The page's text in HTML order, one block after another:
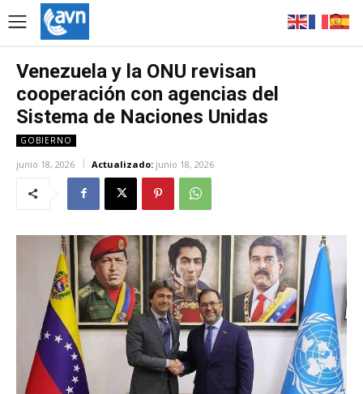
Venezuela y la ONU revisan
cooperación con agencias del
Sistema de Naciones Unidas
GOBIERNO
junio 18, 2026 Actualizado: junio 18, 2026